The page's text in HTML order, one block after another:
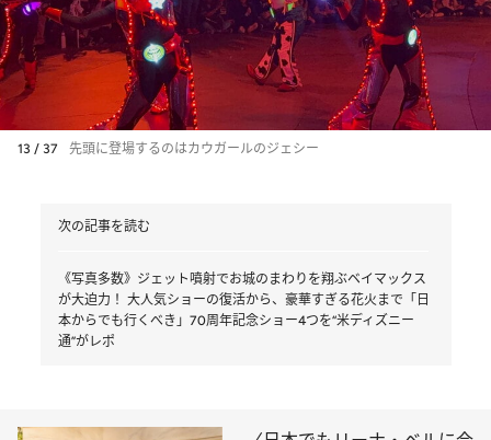
13 / 37 先頭に登場するのはカウガールのジェシー
次の記事を読む
《写真多数》ジェット噴射でお城のまわりを翔ぶベイマックス
が大迫力！ 大人気ショーの復活から、豪華すぎる花火まで「日
本からでも行くべき」70周年記念ショー4つを“米ディズニー
通”がレポ